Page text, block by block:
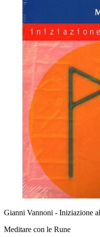
Gianni Vannoni - Iniziazione
Meditare con le Rune